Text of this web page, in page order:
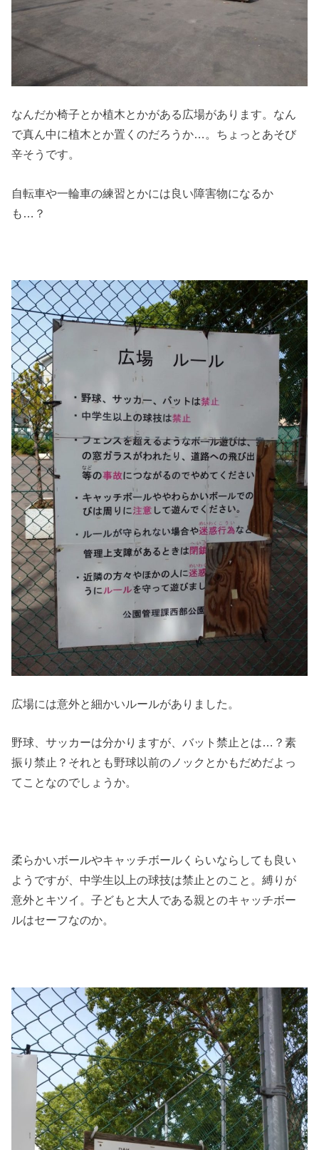
なんだか椅子とか植木とかがある広場があります。なん
で真ん中に植木とか置くのだろうか…。ちょっとあそび
辛そうです。
自転車や一輪車の練習とかには良い障害物になるか
も…？
広場には意外と細かいルールがありました。
野球、サッカーは分かりますが、バット禁止とは…？素
振り禁止？それとも野球以前のノックとかもだめだよっ
てことなのでしょうか。
柔らかいボールやキャッチボールくらいならしても良い
ようですが、中学生以上の球技は禁止とのこと。縛りが
意外とキツイ。子どもと大人である親とのキャッチボー
ルはセーフなのか。